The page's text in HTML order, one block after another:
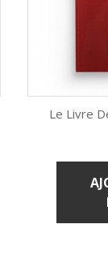

Le Livre